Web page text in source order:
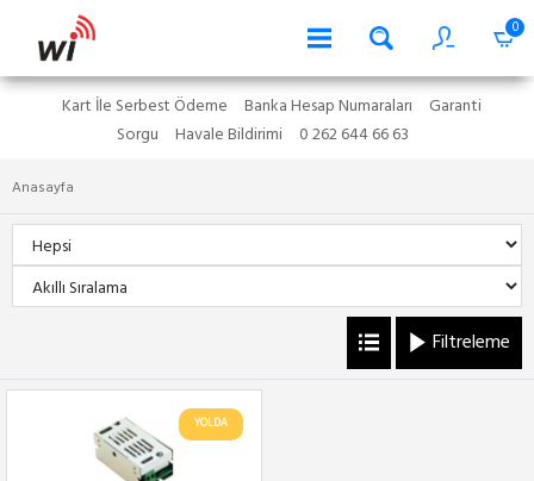
0
Kart İle Serbest Ödeme Banka Hesap Numaraları
Garanti
Sorgu
Havale Bildirimi 0 262 644 66 63
Anasayfa
Filtreleme
YOLDA